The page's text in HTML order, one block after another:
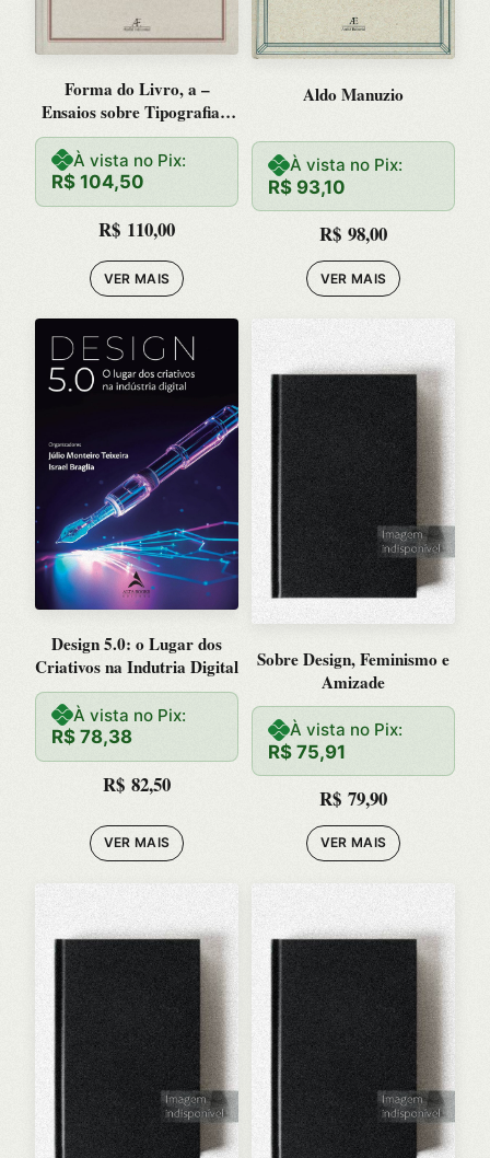
Forma do Livro, a –
Ensaios sobre Tipografia e
Estetica do Livro
À vista no Pix:
R$ 104,50
R$ 110,00
VER MAIS
Aldo Manuzio
À vista no Pix:
R$ 93,10
R$ 98,00
VER MAIS
Design 5.0: o Lugar dos
Criativos na Indutria Digital
À vista no Pix:
R$ 78,38
R$ 82,50
VER MAIS
Sobre Design, Feminismo e
Amizade
À vista no Pix:
R$ 75,91
R$ 79,90
VER MAIS